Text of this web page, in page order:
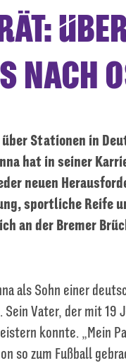
NACH
Stationen in
hat in seiner
neuen
sportliche Reife
an der Bremer
als Sohn einer
Vater, der mit 19
konnte. „Mein
so zum Fußball